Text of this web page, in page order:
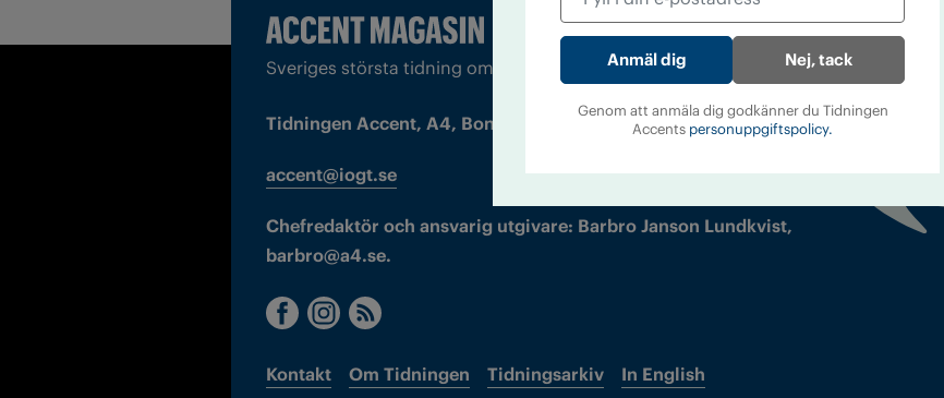
Sveriges största tidning om droger och nykterhet
Tidningen Accent, A4, Bondegatan 21, 116 33 Stockholm
accent@iogt.se
Chefredaktör och ansvarig utgivare: Barbro Janson Lundkvist,
barbro@a4.se.
Kontakt Om Tidningen Tidningsarkiv In English
nummer av
Nej, tack
Genom att anmäla dig godkänner du Tidningen
Accents personuppgiftspolicy.